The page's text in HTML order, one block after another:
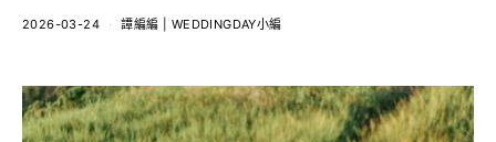
2026-03-24 譚編編 | WEDDINGDAY小編